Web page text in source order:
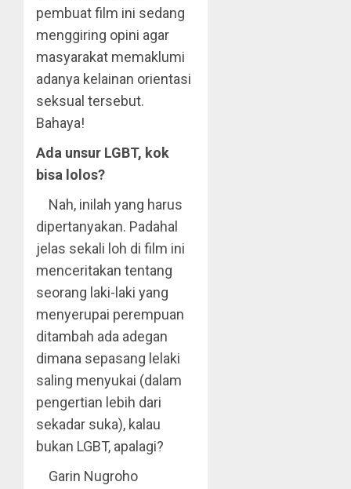
pembuat film ini sedang
menggiring opini agar
masyarakat memaklumi
adanya kelainan orientasi
seksual tersebut.
Bahaya!
Ada unsur LGBT, kok
bisa lolos?
Nah, inilah yang harus
dipertanyakan. Padahal
jelas sekali loh di film ini
menceritakan tentang
seorang laki-laki yang
menyerupai perempuan
ditambah ada adegan
dimana sepasang lelaki
saling menyukai (dalam
pengertian lebih dari
sekadar suka), kalau
bukan LGBT, apalagi?
Garin Nugroho